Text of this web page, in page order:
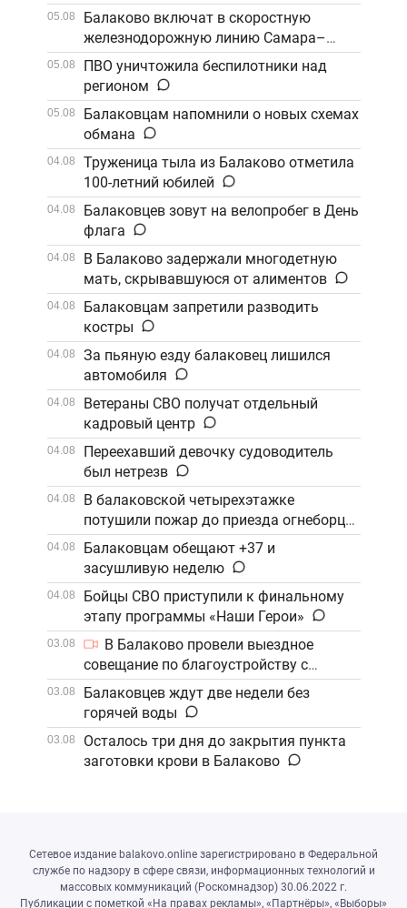
05.08
Балаково включат в скоростную
железнодорожную линию Самара–
Саратов
05.08
ПВО уничтожила беспилотники над
регионом
05.08
Балаковцам напомнили о новых схемах
обмана
04.08
Труженица тыла из Балаково отметила
100-летний юбилей
04.08
Балаковцев зовут на велопробег в День
флага
04.08
В Балаково задержали многодетную
мать, скрывавшуюся от алиментов
04.08
Балаковцам запретили разводить
костры
04.08
За пьяную езду балаковец лишился
автомобиля
04.08
Ветераны СВО получат отдельный
кадровый центр
04.08
Переехавший девочку судоводитель
был нетрезв
04.08
В балаковской четырехэтажке
потушили пожар до приезда огнеборцев
04.08
Балаковцам обещают +37 и
засушливую неделю
04.08
Бойцы СВО приступили к финальному
этапу программы «Наши Герои»
03.08
В Балаково провели выездное
совещание по благоустройству с
участием компании «ФосАгро»
03.08
Балаковцев ждут две недели без
горячей воды
03.08
Осталось три дня до закрытия пункта
заготовки крови в Балаково
Сетевое издание balakovo.online зарегистрировано в Федеральной
службе по надзору в сфере связи, информационных технологий и
массовых коммуникаций (Роскомнадзор) 30.06.2022 г.
Публикации с пометкой «На правах рекламы», «Партнёры», «Выборы»